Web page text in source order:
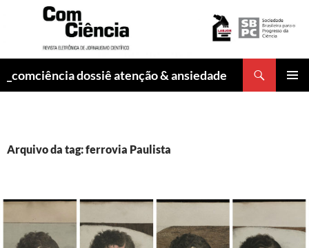
_comciência dossiê atenção & ansiedade
Arquivo da tag: ferrovia Paulista